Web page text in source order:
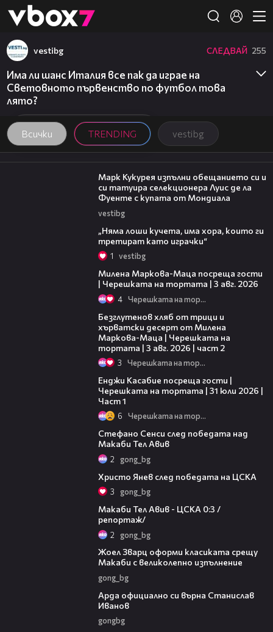
👾
Всички TRENDING vestibg
vestibg СЛЕДВАЙ 255
Има ли шанс Италия все пак да играе на
Световното първенство по футбол това
лято?
00:54
Марк Кукурея изпълни обещанието си и
си татуира селекционера Луис де ла
Фуенте с купата от Мондиала
vestibg
„Няма лоши кучета, има хора, които ги
третират като играчки“
1 vestibg
Милена Маркова-Маца посреща гости
| Черешката на тортата | 3 авг. 2026
4 Черешката на тортата
Безглутенов хляб от трици и
хърватски десерт от Милена
Маркова-Маца | Черешката на
тортата | 3 авг. 2026 | част 2
3 Черешката на тортата
Енджи Касабие посреща гости |
Черешката на тортата | 31 юли 2026 |
Част 1
6 Черешката на тортата
Стефано Сенси след победата над
Макаби Тел Авив
2 gong_bg
Христо Янев след победата на ЦСКА
3 gong_bg
Макаби Тел Авив - ЦСКА 0:3 /
репортаж/
2 gong_bg
Жоел Зварц оформи класиката срещу
Макаби с великолепно изпълнение
gong_bg
Арда официално си върна Станислав
Иванов
gongbg